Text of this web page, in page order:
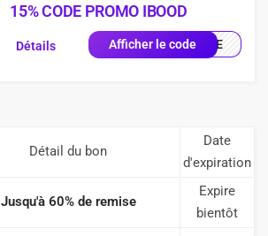
15% CODE PROMO IBOOD
Afficher le codeIQUE
Détails
Détail du bon
Date
d'expiration
Jusqu'à 60% de remise
Expire
bientôt